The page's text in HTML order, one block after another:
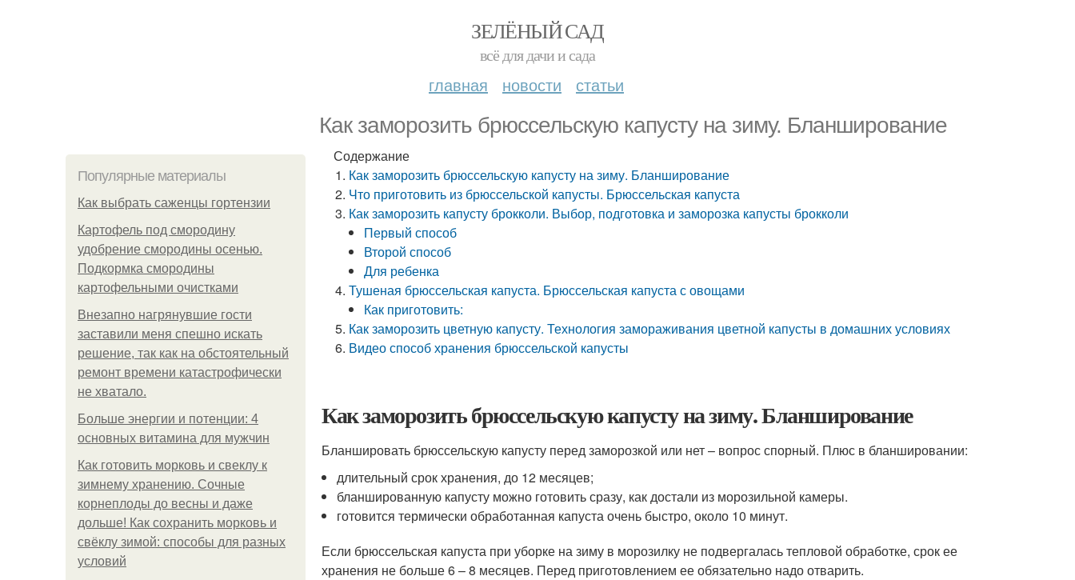
ЗЕЛЁНЫЙ САД
всё для дачи и сада
главная новости статьи
Как заморозить брюссельскую капусту на зиму. Бланширование
Популярные материалы
Как выбрать саженцы гортензии
Картофель под смородину
удобрение смородины осенью.
Подкормка смородины
картофельными очистками
Внезапно нагрянувшие гости
заставили меня спешно искать
решение, так как на обстоятельный
ремонт времени катастрофически
не хватало.
Больше энергии и потенции: 4
основных витамина для мужчин
Как готовить морковь и свеклу к
зимнему хранению. Сочные
корнеплоды до весны и даже
дольше! Как сохранить морковь и
свёклу зимой: способы для разных
условий
Содержание
Как заморозить брюссельскую капусту на зиму. Бланширование
Что приготовить из брюссельской капусты. Брюссельская капуста
Как заморозить капусту брокколи. Выбор, подготовка и заморозка капусты брокколи
Первый способ
Второй способ
Для ребенка
Тушеная брюссельская капуста. Брюссельская капуста с овощами
Как приготовить:
Как заморозить цветную капусту. Технология замораживания цветной капусты в домашних условиях
Видео способ хранения брюссельской капусты
Как заморозить брюссельскую капусту на зиму. Бланширование
Бланшировать брюссельскую капусту перед заморозкой или нет – вопрос спорный. Плюс в бланшировании:
длительный срок хранения, до 12 месяцев;
бланшированную капусту можно готовить сразу, как достали из морозильной камеры.
готовится термически обработанная капуста очень быстро, около 10 минут.
Если брюссельская капуста при уборке на зиму в морозилку не подвергалась тепловой обработке, срок ее
хранения не больше 6 – 8 месяцев. Перед приготовлением ее обязательно надо отварить.